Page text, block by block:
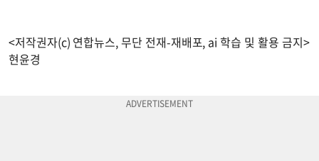
<저작권자(c) 연합뉴스, 무단 전재-재배포, ai 학습 및 활용 금지>
현윤경